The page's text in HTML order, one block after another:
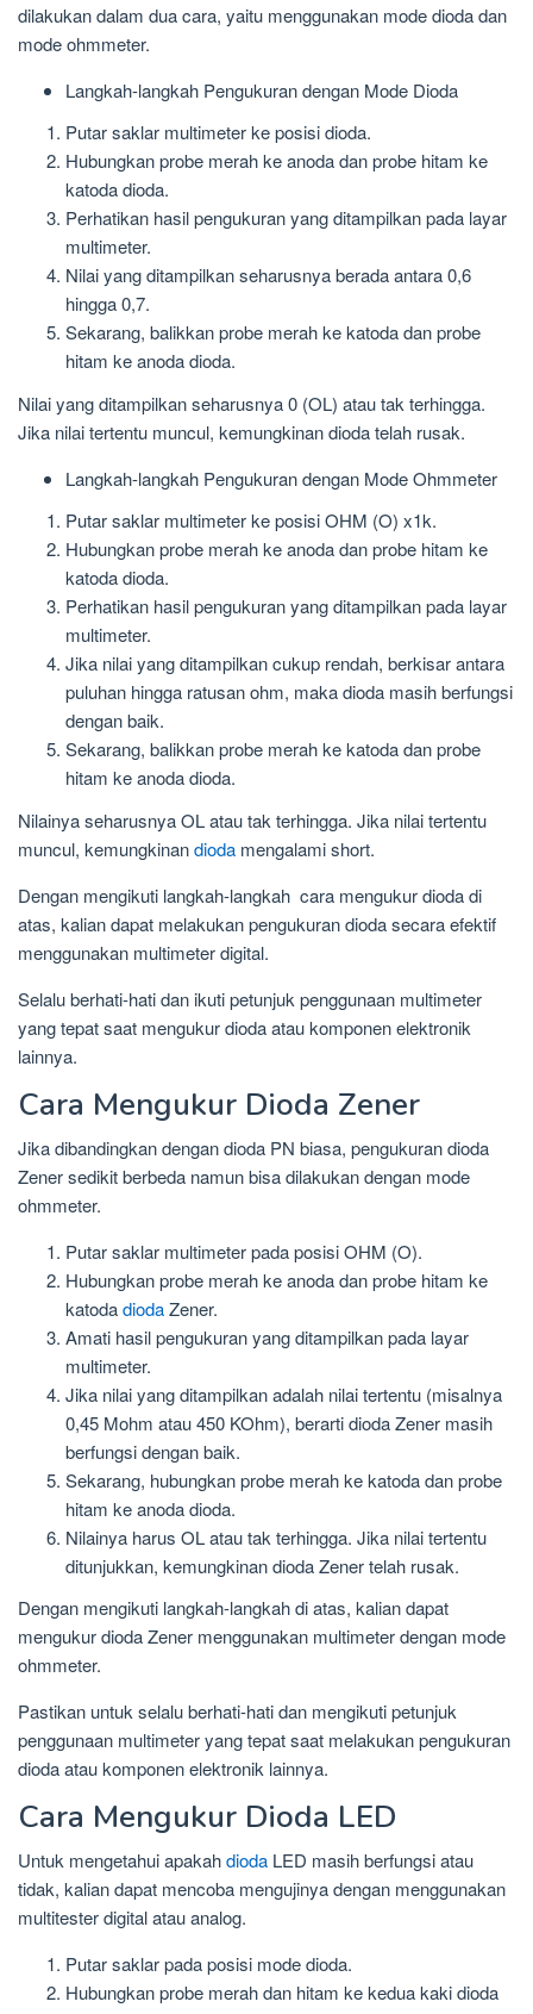
dilakukan dalam dua cara, yaitu menggunakan mode dioda dan
mode ohmmeter.
Langkah-langkah Pengukuran dengan Mode Dioda
Putar saklar multimeter ke posisi dioda.
Hubungkan probe merah ke anoda dan probe hitam ke
katoda dioda.
Perhatikan hasil pengukuran yang ditampilkan pada layar
multimeter.
Nilai yang ditampilkan seharusnya berada antara 0,6
hingga 0,7.
Sekarang, balikkan probe merah ke katoda dan probe
hitam ke anoda dioda.
Nilai yang ditampilkan seharusnya 0 (OL) atau tak terhingga.
Jika nilai tertentu muncul, kemungkinan dioda telah rusak.
Langkah-langkah Pengukuran dengan Mode Ohmmeter
Putar saklar multimeter ke posisi OHM (O) x1k.
Hubungkan probe merah ke anoda dan probe hitam ke
katoda dioda.
Perhatikan hasil pengukuran yang ditampilkan pada layar
multimeter.
Jika nilai yang ditampilkan cukup rendah, berkisar antara
puluhan hingga ratusan ohm, maka dioda masih berfungsi
dengan baik.
Sekarang, balikkan probe merah ke katoda dan probe
hitam ke anoda dioda.
Nilainya seharusnya OL atau tak terhingga. Jika nilai tertentu
muncul, kemungkinandioda mengalami short.
Dengan mengikuti langkah-langkah cara mengukur dioda di
atas, kalian dapat melakukan pengukuran dioda secara efektif
menggunakan multimeter digital.
Selalu berhati-hati dan ikuti petunjuk penggunaan multimeter
yang tepat saat mengukur dioda atau komponen elektronik
lainnya.
Cara Mengukur Dioda Zener
Jika dibandingkan dengan dioda PN biasa, pengukuran dioda
Zener sedikit berbeda namun bisa dilakukan dengan mode
ohmmeter.
Putar saklar multimeter pada posisi OHM (O).
Hubungkan probe merah ke anoda dan probe hitam ke
katodadiodaZener.
Amati hasil pengukuran yang ditampilkan pada layar
multimeter.
Jika nilai yang ditampilkan adalah nilai tertentu (misalnya
0,45 Mohm atau 450 KOhm), berarti dioda Zener masih
berfungsi dengan baik.
Sekarang, hubungkan probe merah ke katoda dan probe
hitam ke anoda dioda.
Nilainya harus OL atau tak terhingga. Jika nilai tertentu
ditunjukkan, kemungkinan dioda Zener telah rusak.
Dengan mengikuti langkah-langkah di atas, kalian dapat
mengukur dioda Zener menggunakan multimeter dengan mode
ohmmeter.
Pastikan untuk selalu berhati-hati dan mengikuti petunjuk
penggunaan multimeter yang tepat saat melakukan pengukuran
dioda atau komponen elektronik lainnya.
Cara Mengukur Dioda LED
Untuk mengetahui apakahdioda LED masih berfungsi atau
tidak, kalian dapat mencoba mengujinya dengan menggunakan
multitester digital atau analog.
Putar saklar pada posisi mode dioda.
Hubungkan probe merah dan hitam ke kedua kaki dioda